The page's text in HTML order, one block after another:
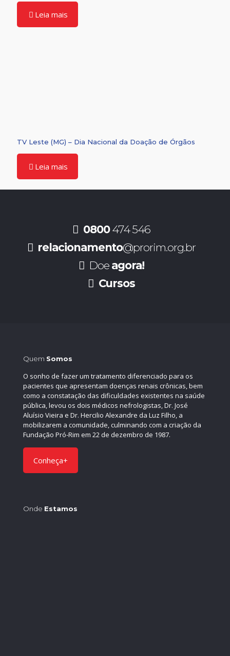
Leia mais
TV Leste (MG) – Dia Nacional da Doação de Órgãos
Leia mais
0800474 546
relacionamento@prorim.org.br
Doe agora!
Cursos
Quem Somos
O sonho de fazer um tratamento diferenciado para os
pacientes que apresentam doenças renais crônicas, bem
como a constatação das dificuldades existentes na saúde
pública, levou os dois médicos nefrologistas, Dr. José
Aluísio Vieira e Dr. Hercilio Alexandre da Luz Filho, a
mobilizarem a comunidade, culminando com a criação da
Fundação Pró-Rim em 22 de dezembro de 1987.
Conheça+
Onde Estamos